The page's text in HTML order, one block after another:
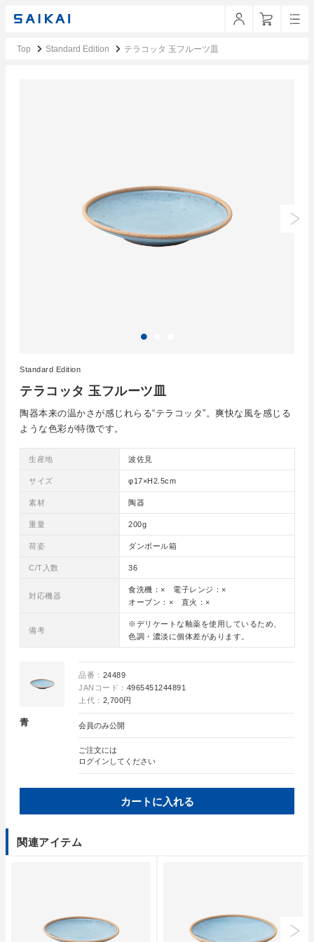
Top Standard Edition テラコッタ 玉フルーツ皿
テラコッタ 玉フルーツ皿
Standard Edition
陶器本来の温かさが感じれらる“テラコッタ”。爽快な風を感じる
ような色彩が特徴です。
生産地 波佐見
サイズ φ17×H2.5cm
素材 陶器
重量 200g
荷姿 ダンボール箱
C/T入数 36
対応機器
食洗機：× 電子レンジ：×
オーブン：× 直火：×
備考
※デリケートな釉薬を使用しているため、
色調・濃淡に個体差があります。
青
品番： 24489
JANコード： 4965451244891
上代： 2,700円
会員のみ公開
ご注文には
ログイン してください
カートに入れる
関連アイテム